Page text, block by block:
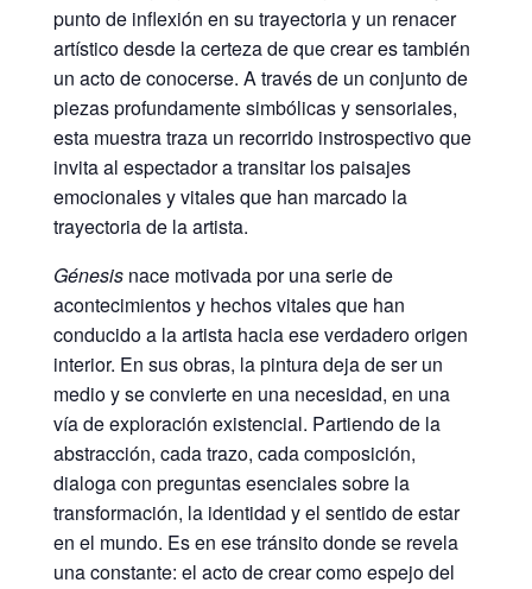
punto de inflexión en su trayectoria y un renacer
artístico desde la certeza de que crear es también
un acto de conocerse. A través de un conjunto de
piezas profundamente simbólicas y sensoriales,
esta muestra traza un recorrido instrospectivo que
invita al espectador a transitar los paisajes
emocionales y vitales que han marcado la
trayectoria de la artista.
Génesisnace motivada por una serie de
acontecimientos y hechos vitales que han
conducido a la artista hacia ese verdadero origen
interior. En sus obras, la pintura deja de ser un
medio y se convierte en una necesidad, en una
vía de exploración existencial. Partiendo de la
abstracción, cada trazo, cada composición,
dialoga con preguntas esenciales sobre la
transformación, la identidad y el sentido de estar
en el mundo. Es en ese tránsito donde se revela
una constante: el acto de crear como espejo del